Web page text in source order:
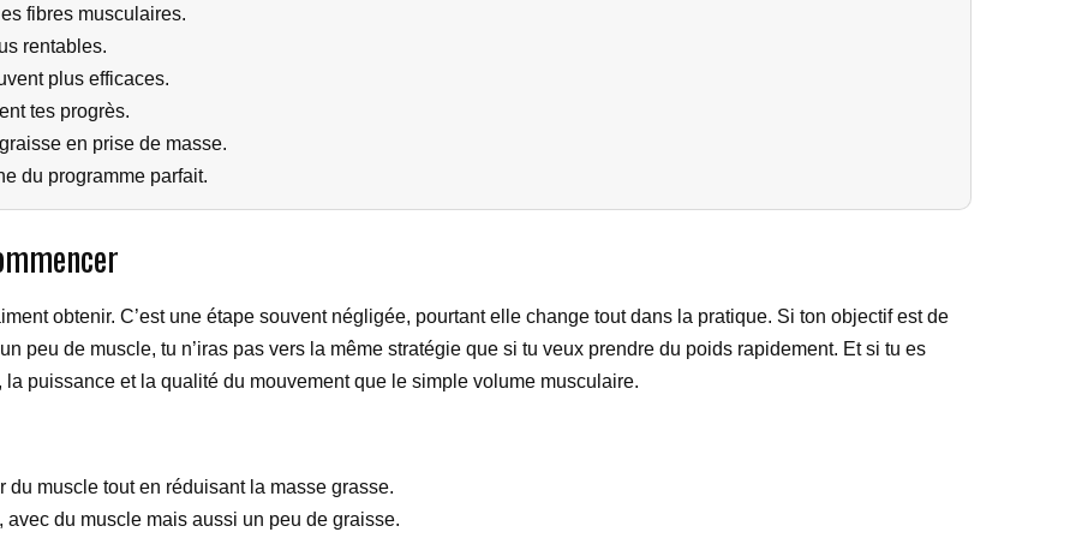
fibres musculaires.
rentables.
plus efficaces.
tes progrès.
en prise de masse.
du programme parfait.
obtenir. C’est une étape souvent négligée, pourtant elle change tout dans la pratique. Si ton objectif est de
peu de muscle, tu n’iras pas vers la même stratégie que si tu veux prendre du poids rapidement. Et si tu es
puissance et la qualité du mouvement que le simple volume musculaire.
du muscle tout en réduisant la masse grasse.
du muscle mais aussi un peu de graisse.